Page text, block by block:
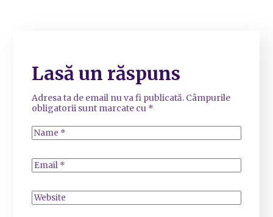
Lasă un răspuns
Adresa ta de email nu va fi publicată. Câmpurile
obligatorii sunt marcate cu *